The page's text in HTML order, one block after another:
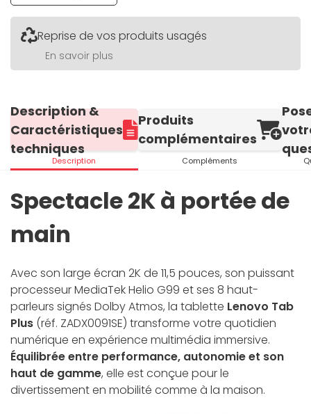
Reprise de vos produits usagés
En savoir plus
Description &
Caractéristiques
techniques
Description
Produits
complémentaires
Compléments
Spectacle 2K à portée de
main
Avec son large écran 2K de 11,5 pouces, son puissant
processeur MediaTek Helio G99 et ses 8 haut-
parleurs signés Dolby Atmos, la tablette Lenovo Tab
Plus (réf. ZADX0091SE) transforme votre quotidien
numérique en expérience multimédia immersive.
Équilibrée entre performance, autonomie et son
haut de gamme, elle est conçue pour le
divertissement en mobilité comme à la maison.